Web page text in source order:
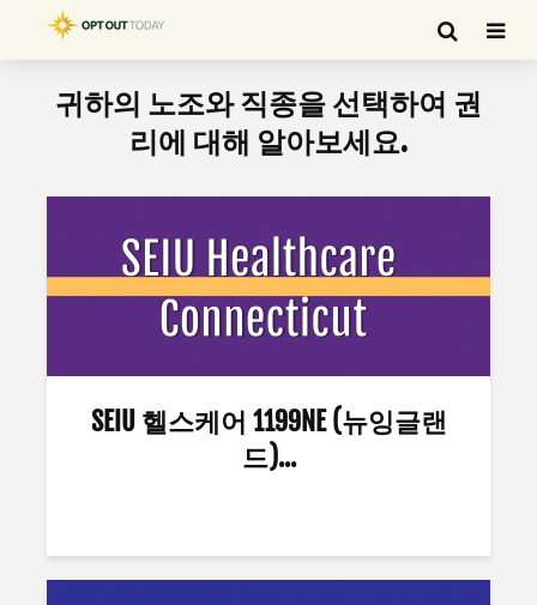
귀하의 노조와 직종을 선택하여 권
리에 대해 알아보세요.
SEIU 헬스케어 1199NE (뉴잉글랜
드)...